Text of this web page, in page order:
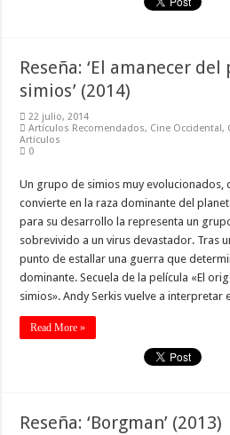
Reseña: ‘El amanecer
simios’ (2014)
22 julio, 2014
Artículos Recomendados, Cine Occidental,
Articulos
0
Un grupo de simios muy evolucionados,
convierte en la raza dominante del
para su desarrollo la representa un
sobrevivido a un virus devastador. Tras
punto de estallar una guerra que
dominante. Secuela de la película «El
simios». Andy Serkis vuelve a interpretar
Read More »
Reseña: ‘Borgman’ (2013)